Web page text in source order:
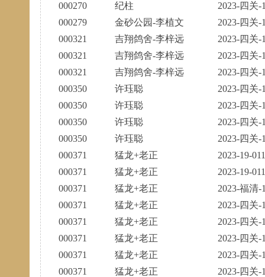
000270
纪柱
2023-四关-
000279
金砂公园-李植文
2023-四关-
000321
吉翔鸽舍-李梓远
2023-四关-
000321
吉翔鸽舍-李梓远
2023-四关-
000321
吉翔鸽舍-李梓远
2023-四关-
000350
许珏聪
2023-四关-
000350
许珏聪
2023-四关-
000350
许珏聪
2023-四关-
000350
许珏聪
2023-四关-
000371
猛龙+老正
2023-19-
000371
猛龙+老正
2023-19-
000371
猛龙+老正
2023-福清-
000371
猛龙+老正
2023-四关-
000371
猛龙+老正
2023-四关-
000371
猛龙+老正
2023-四关-
000371
猛龙+老正
2023-四关-
000371
猛龙+老正
2023-四关-